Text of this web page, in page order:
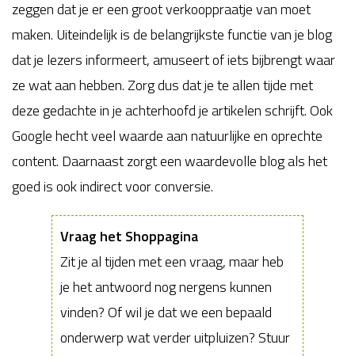
zeggen dat je er een groot verkooppraatje van moet
maken. Uiteindelijk is de belangrijkste functie van je blog
dat je lezers informeert, amuseert of iets bijbrengt waar
ze wat aan hebben. Zorg dus dat je te allen tijde met
deze gedachte in je achterhoofd je artikelen schrijft. Ook
Google hecht veel waarde aan natuurlijke en oprechte
content. Daarnaast zorgt een waardevolle blog als het
goed is ook indirect voor conversie.
Vraag het Shoppagina
Zit je al tijden met een vraag, maar heb
je het antwoord nog nergens kunnen
vinden? Of wil je dat we een bepaald
onderwerp wat verder uitpluizen? Stuur